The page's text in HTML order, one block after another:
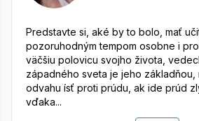
Predstavte si, aké by to bolo, mať
pozoruhodným tempom osobne i
väčšiu polovicu svojho života,
západného sveta je jeho základňou,
odvahu ísť proti prúdu, ak ide prúd
vďaka...